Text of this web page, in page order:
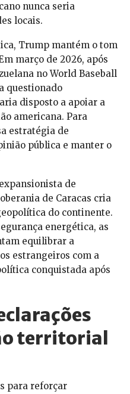
nunca seria
locais.
Trump mantém o tom
março de 2026, após
no World Baseball
questionado
disposto a apoiar a
americana. Para
estratégia de
pública e manter o
de
de Caracas cria
do continente.
energética, as
equilibrar a
estrangeiros com a
conquistada após
territorial
para reforçar